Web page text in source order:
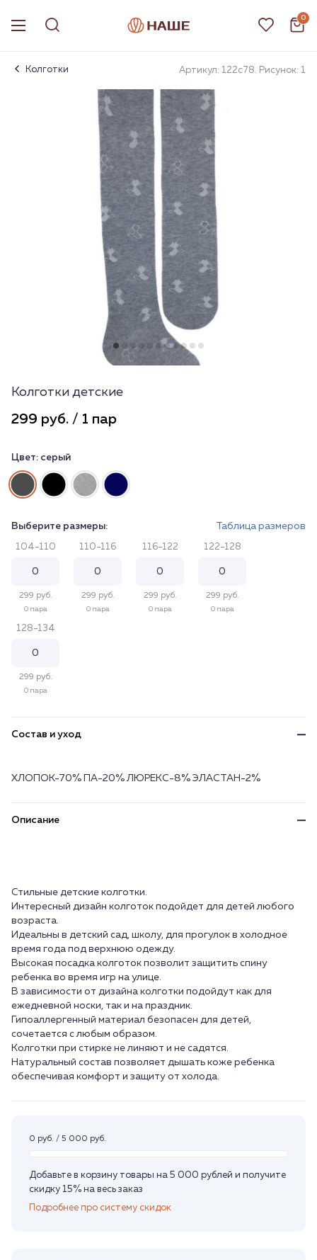
0
Колготки Артикул: 122с78. Рисунок: 1
Колготки детские
299 руб. / 1 пар
Цвет: серый
Выберите размеры: Таблица размеров
104-110
299 руб.
0 пара
110-116
299 руб.
0 пара
116-122
299 руб.
0 пара
122-128
299 руб.
0 пара
128-134
299 руб.
0 пара
Состав и уход
ХЛОПОК-70% ПА-20% ЛЮРЕКС-8% ЭЛАСТАН-2%
Описание
Стильные детские колготки.
Интересный дизайн колготок подойдет для детей любого
возраста.
Идеальны в детский сад, школу, для прогулок в холодное
время года под верхнюю одежду.
Высокая посадка колготок позволит защитить спину
ребенка во время игр на улице.
В зависимости от дизайна колготки подойдут как для
ежедневной носки, так и на праздник.
Гипоаллергенный материал безопасен для детей,
сочетается с любым образом.
Колготки при стирке не линяют и не садятся.
Натуральный состав позволяет дышать коже ребенка
обеспечивая комфорт и защиту от холода.
0 руб. / 5 000 руб.
Добавьте в корзину товары на 5 000 рублей и получите
скидку 15% на весь заказ
Подробнее про систему скидок